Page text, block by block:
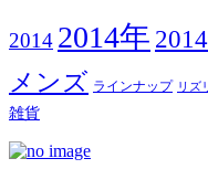
2014 2014年
メンズ ラインナップ リズ
雑貨